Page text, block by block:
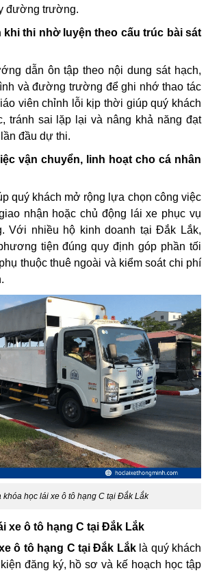
đường trường.
thi nhờ luyện theo cấu trúc bài sát
dẫn ôn tập theo nội dung sát hạch,
và đường trường để ghi nhớ thao tác
viên chỉnh lỗi kịp thời giúp quý khách
tránh sai lặp lại và nâng khả năng đạt
đầu dự thi.
vận chuyển, linh hoạt cho cá nhân
quý khách mở rộng lựa chọn công việc
nhận hoặc chủ động lái xe phục vụ
Với nhiều hộ kinh doanh tại Đắk Lắk,
tiện đúng quy định góp phần tối
thuộc thuê ngoài và kiểm soát chi phí
khóa học lái xe ô tô hạng C tại Đắk Lắk
xe ô tô hạng C tại Đắk Lắk
ô tô hạng C tại Đắk Lắklà quý khách
đăng ký, hồ sơ và kế hoạch học tập